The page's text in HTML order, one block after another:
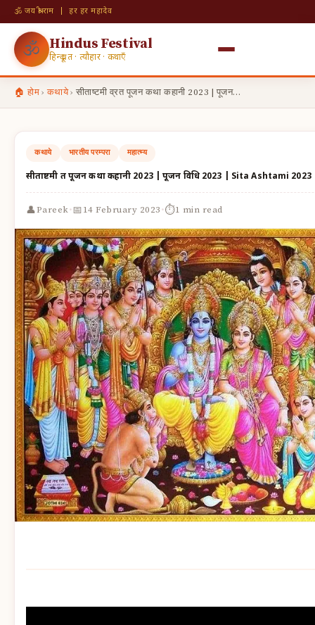
🕉 जय श्री राम | हर हर महादेव
🕉 Hindus Festival
हिन्दू व्रत · त्यौहार · कथाएँ
🏠 होम› कथाये› सीताष्टमी व्रत पूजन कथा कहानी 2023 | पूजन…
कथाये भारतीय परम्परा महात्म्य
सीताष्टमी व्रत पूजन कथा कहानी 2023 | पूजन विधि 2023 | Sita Ashtami 2023
👤Pareek·📅14 February 2023·⏱1 min read